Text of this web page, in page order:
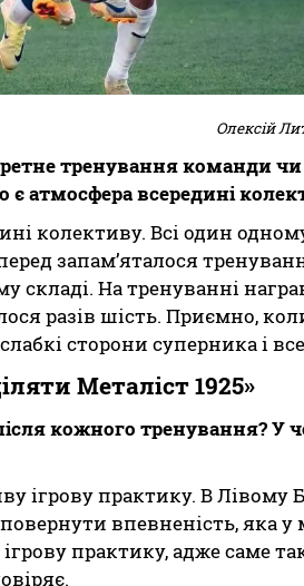
Олексій
тренування команди чи
атмосфера всередині
колективу. Всі один
запам’яталося
На тренуванні
разів шість. Приємно,
сторони суперника і
Металіст 1925»
кожного тренування? У
ігрову практику. В Лівому
впевненість, яка у
практику, адже саме